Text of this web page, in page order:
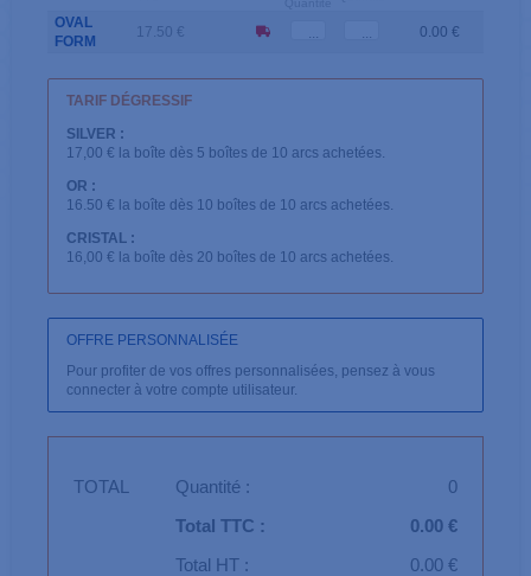
OVAL
FORM
17.50 € 0.00 €
TARIF DÉGRESSIF
SILVER :
17,00 € la boîte dès 5 boîtes de 10 arcs achetées.
OR :
16.50 € la boîte dès 10 boîtes de 10 arcs achetées.
CRISTAL :
16,00 € la boîte dès 20 boîtes de 10 arcs achetées.
OFFRE PERSONNALISÉE
Pour profiter de vos offres personnalisées, pensez à vous
connecter à votre compte utilisateur.
TOTAL Quantité :
0
Total TTC :
0.00 €
Total HT :
0.00 €